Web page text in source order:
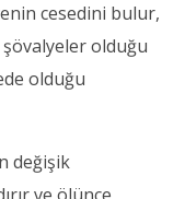
cesedini bulur,
şövalyeler olduğu
olduğu
değişik